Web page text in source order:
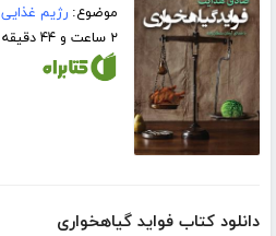
موضوع:رژیم غذایی
۲ ساعت و ۴۴ دقیقه
دانلود کتاب فواید گیاهخواری